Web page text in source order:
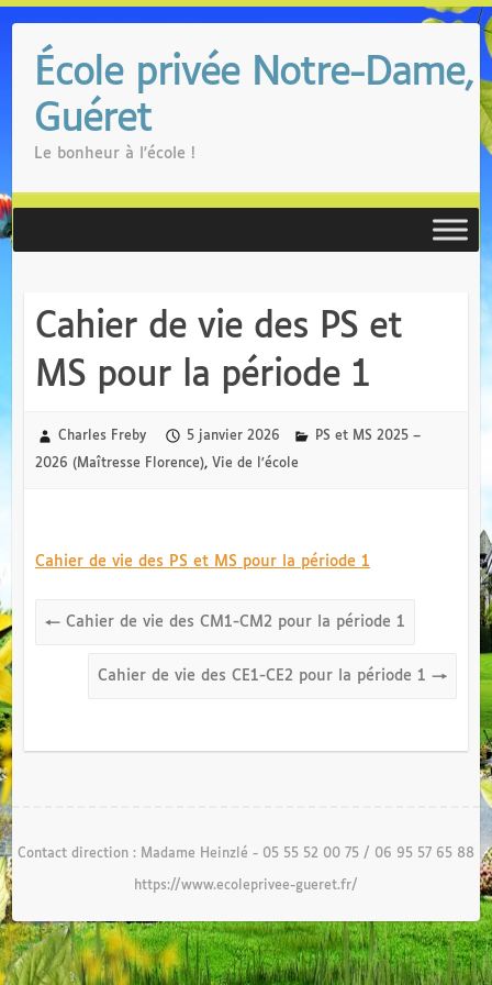
contentÉcole privée Notre-Dame,
Guéret
Le bonheur à l'école !
Cahier de vie des PS et
MS pour la période 1
Charles Freby 5 janvier 2026 PS et MS 2025 –
2026 (Maîtresse Florence), Vie de l’école
Cahier de vie des PS et MS pour la période 1
←Cahier de vie des CM1-CM2 pour la période 1
Cahier de vie des CE1-CE2 pour la période 1→
Contact direction : Madame Heinzlé - 05 55 52 00 75 / 06 95 57 65 88
https://www.ecoleprivee-gueret.fr/